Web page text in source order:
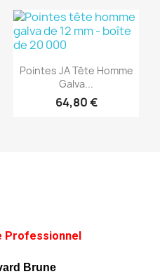
Aperçu rapide
Pointes JA Tête Homme
Galva...
64,80 €
Professionnel
Brune